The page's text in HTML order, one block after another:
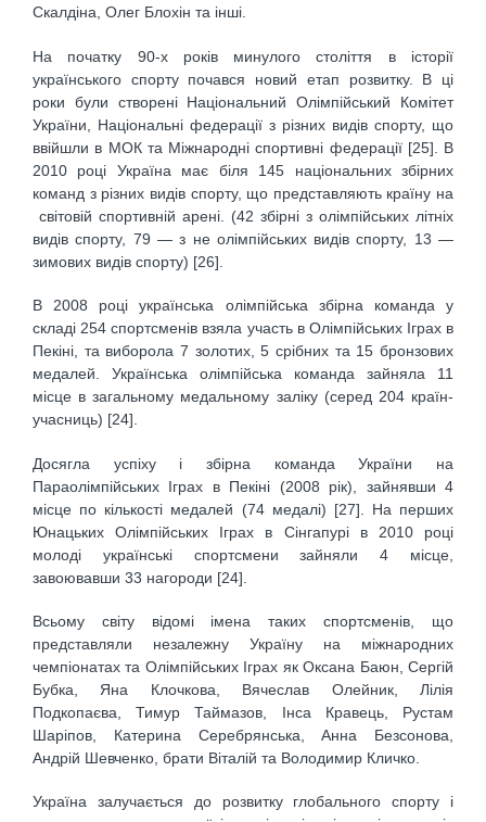
Скалдіна, Олег Блохін та інші.
На початку 90-х років минулого століття в історії
українського спорту почався новий етап розвитку. В ці
роки були створені Національний Олімпійський Комітет
України, Національні федерації з різних видів спорту, що
ввійшли в МОК та Міжнародні спортивні федерації [25]. В
2010 році Україна має біля 145 національних збірних
команд з різних видів спорту, що представляють країну на
світовій спортивній арені. (42 збірні з олімпійських літніх
видів спорту, 79 — з не олімпійських видів спорту, 13 —
зимових видів спорту) [26].
В 2008 році українська олімпійська збірна команда у
складі 254 спортсменів взяла участь в Олімпійських Іграх в
Пекіні, та виборола 7 золотих, 5 срібних та 15 бронзових
медалей. Українська олімпійська команда зайняла 11
місце в загальному медальному заліку (серед 204 країн-
учасниць) [24].
Досягла успіху і збірна команда України на
Параолімпійських Іграх в Пекіні (2008 рік), зайнявши 4
місце по кількості медалей (74 медалі) [27]. На перших
Юнацьких Олімпійських Іграх в Сінгапурі в 2010 році
молоді українські спортсмени зайняли 4 місце,
завоювавши 33 нагороди [24].
Всьому світу відомі імена таких спортсменів, що
представляли незалежну Україну на міжнародних
чемпіонатах та Олімпійських Іграх як Оксана Баюн, Сергій
Бубка, Яна Клочкова, Вячеслав Олейник, Лілія
Подкопаєва, Тимур Таймазов, Інса Кравець, Рустам
Шаріпов, Катерина Серебрянська, Анна Безсонова,
Андрій Шевченко, брати Віталій та Володимир Кличко.
Україна залучається до розвитку глобального спорту і